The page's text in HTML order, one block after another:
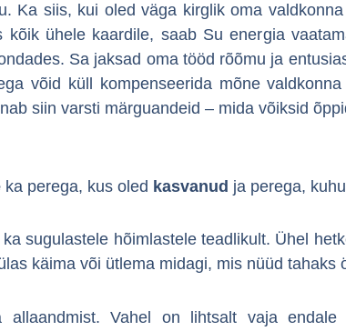
Ka siis, kui oled väga kirglik oma
kõik ühele kaardile, saab Su energia
Sa jaksad oma tööd rõõmu ja
võid küll kompenseerida mõne
siin varsti märguandeid – mida võiksid
ka perega, kus oled kasvanud ja perega,
sugulastele hõimlastele teadlikult. Ühel
käima või ütlema midagi, mis nüüd tahaks
Vahel on lihtsalt vaja